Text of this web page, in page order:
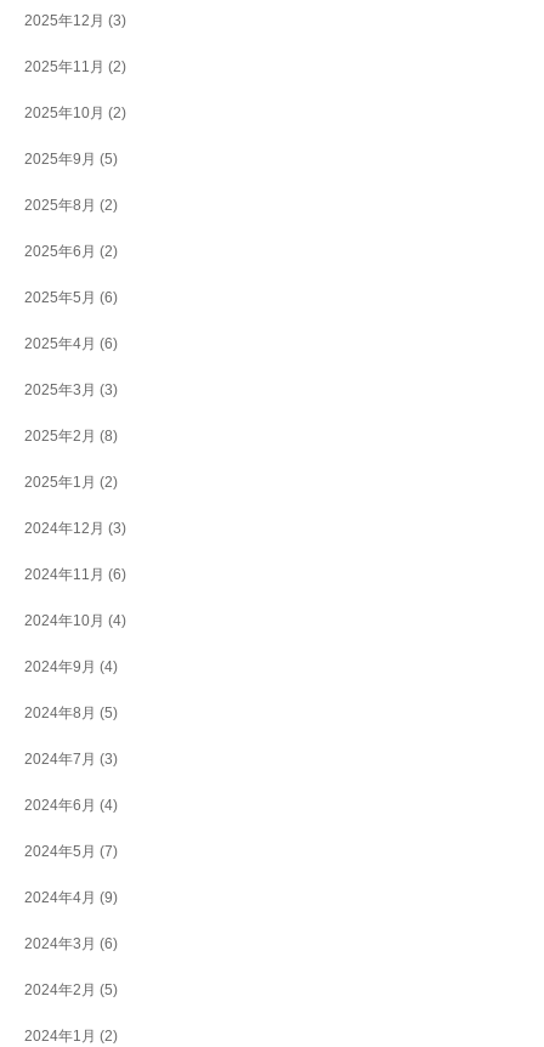
2025年12月 (3)
2025年11月 (2)
2025年10月 (2)
2025年9月 (5)
2025年8月 (2)
2025年6月 (2)
2025年5月 (6)
2025年4月 (6)
2025年3月 (3)
2025年2月 (8)
2025年1月 (2)
2024年12月 (3)
2024年11月 (6)
2024年10月 (4)
2024年9月 (4)
2024年8月 (5)
2024年7月 (3)
2024年6月 (4)
2024年5月 (7)
2024年4月 (9)
2024年3月 (6)
2024年2月 (5)
2024年1月 (2)